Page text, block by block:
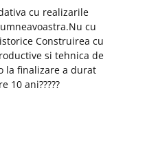
cu realizarile
cu
Construirea cu
si tehnica de
la finalizare a durat
10 ani?????